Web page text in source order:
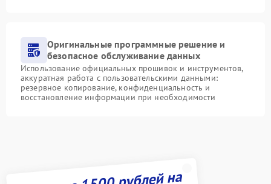
Оригинальные программные решение и
безопасное обслуживание данных
Использование официальных прошивок и инструментов,
аккуратная работа с пользовательскими данными:
резервное копирование, конфиденциальность и
восстановление информации при необходимости